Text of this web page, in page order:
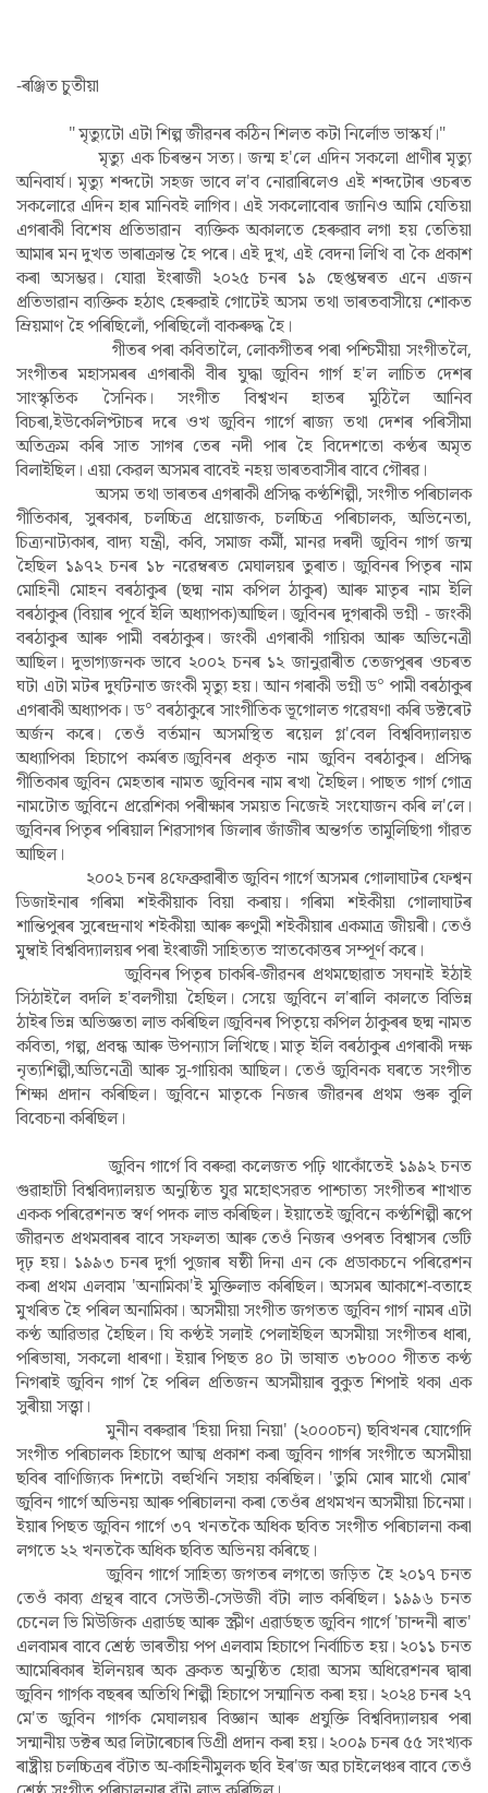
-ৰঞ্জিত চুতীয়া
" মৃত্যুটো এটা শিল্প জীৱনৰ কঠিন শিলত কটা নিৰ্লোভ ভাস্কৰ্য।"
মৃত্যু এক চিৰন্তন সত্য। জন্ম হ'লে এদিন সকলো প্ৰাণীৰ মৃত্যু
অনিবাৰ্য। মৃত্যু শব্দটো সহজ ভাবে ল'ব নোৱাৰিলেও এই শব্দটোৰ ওচৰত
সকলোৱে এদিন হাৰ মানিবই লাগিব। এই সকলোবোৰ জানিও আমি যেতিয়া
এগৰাকী বিশেষ প্ৰতিভাৱান ব্যক্তিক অকালতে হেৰুৱাব লগা হয় তেতিয়া
আমাৰ মন দুখত ভাৰাক্ৰান্ত হৈ পৰে। এই দুখ, এই বেদনা লিখি বা কৈ প্ৰকাশ
কৰা অসম্ভৱ। যোৱা ইংৰাজী ২০২৫ চনৰ ১৯ ছেপ্তম্বৰত এনে এজন
প্ৰতিভাৱান ব্যক্তিক হঠাৎ হেৰুৱাই গোটেই অসম তথা ভাৰতবাসীয়ে শোকত
ম্ৰিয়মাণ হৈ পৰিছিলোঁ, পৰিছিলোঁ বাকৰুদ্ধ হৈ।
গীতৰ পৰা কবিতালৈ, লোকগীতৰ পৰা পশ্চিমীয়া সংগীতলৈ,
সংগীতৰ মহাসমৰৰ এগৰাকী বীৰ যুদ্ধা জুবিন গাৰ্গ হ'ল লাচিত দেশৰ
সাংস্কৃতিক সৈনিক। সংগীত বিশ্বখন হাতৰ মুঠিলৈ আনিব
বিচৰা,ইউকেলিপ্টাচৰ দৰে ওখ জুবিন গাৰ্গে ৰাজ্য তথা দেশৰ পৰিসীমা
অতিক্ৰম কৰি সাত সাগৰ তেৰ নদী পাৰ হৈ বিদেশতো কণ্ঠৰ অমৃত
বিলাইছিল। এয়া কেৱল অসমৰ বাবেই নহয় ভাৰতবাসীৰ বাবে গৌৰৱ।
অসম তথা ভাৰতৰ এগৰাকী প্ৰসিদ্ধ কণ্ঠশিল্পী, সংগীত পৰিচালক
গীতিকাৰ, সুৰকাৰ, চলচ্চিত্ৰ প্ৰয়োজক, চলচ্চিত্ৰ পৰিচালক, অভিনেতা,
চিত্ৰ্যনাট্যকাৰ, বাদ্য যন্ত্ৰী, কবি, সমাজ কৰ্মী, মানৱ দৰদী জুবিন গাৰ্গ জন্ম
হৈছিল ১৯৭২ চনৰ ১৮ নৱেম্বৰত মেঘালয়ৰ তুৰাত। জুবিনৰ পিতৃৰ নাম
মোহিনী মোহন বৰঠাকুৰ (ছদ্ম নাম কপিল ঠাকুৰ) আৰু মাতৃৰ নাম ইলি
বৰঠাকুৰ (বিয়াৰ পূৰ্বে ইলি অধ্যাপক)আছিল। জুবিনৰ দুগৰাকী ভগ্নী - জংকী
বৰঠাকুৰ আৰু পামী বৰঠাকুৰ। জংকী এগৰাকী গায়িকা আৰু অভিনেত্ৰী
আছিল। দুভাগ্যজনক ভাবে ২০০২ চনৰ ১২ জানুৱাৰীত তেজপুৰৰ ওচৰত
ঘটা এটা মটৰ দুৰ্ঘটনাত জংকী মৃত্যু হয়। আন গৰাকী ভগ্নী ড° পামী বৰঠাকুৰ
এগৰাকী অধ্যাপক। ড° বৰঠাকুৰে সাংগীতিক ভূগোলত গৱেষণা কৰি ডক্টৰেট
অৰ্জন কৰে। তেওঁ বৰ্তমান অসমস্থিত ৰয়েল গ্ল'বেল বিশ্ববিদ্যালয়ত
অধ্যাপিকা হিচাপে কৰ্মৰত।জুবিনৰ প্ৰকৃত নাম জুবিন বৰঠাকুৰ। প্ৰসিদ্ধ
গীতিকাৰ জুবিন মেহতাৰ নামত জুবিনৰ নাম ৰখা হৈছিল। পাছত গাৰ্গ গোত্ৰ
নামটোত জুবিনে প্ৰৱেশিকা পৰীক্ষাৰ সময়ত নিজেই সংযোজন কৰি ল'লে।
জুবিনৰ পিতৃৰ পৰিয়াল শিৱসাগৰ জিলাৰ জাঁজীৰ অন্তৰ্গত তামুলিছিগা গাঁৱত
আছিল।
২০০২ চনৰ ৪ফেব্ৰুৱাৰীত জুবিন গাৰ্গে অসমৰ গোলাঘাটৰ ফেশ্বন
ডিজাইনাৰ গৰিমা শইকীয়াক বিয়া কৰায়। গৰিমা শইকীয়া গোলাঘাটৰ
শান্তিপুৰৰ সুৰেন্দ্ৰনাথ শইকীয়া আৰু ৰুণুমী শইকীয়াৰ একমাত্ৰ জীয়ৰী। তেওঁ
মুম্বাই বিশ্ববিদ্যালয়ৰ পৰা ইংৰাজী সাহিত্যত স্নাতকোত্তৰ সম্পূৰ্ণ কৰে।
জুবিনৰ পিতৃৰ চাকৰি-জীৱনৰ প্ৰথমছোৱাত সঘনাই ইঠাই
সিঠাইলৈ বদলি হ'বলগীয়া হৈছিল। সেয়ে জুবিনে ল'ৰালি কালতে বিভিন্ন
ঠাইৰ ভিন্ন অভিজ্ঞতা লাভ কৰিছিল।জুবিনৰ পিতৃয়ে কপিল ঠাকুৰৰ ছদ্ম নামত
কবিতা, গল্প, প্ৰবন্ধ আৰু উপন্যাস লিখিছে। মাতৃ ইলি বৰঠাকুৰ এগৰাকী দক্ষ
নৃত্যশিল্পী,অভিনেত্ৰী আৰু সু-গায়িকা আছিল। তেওঁ জুবিনক ঘৰতে সংগীত
শিক্ষা প্ৰদান কৰিছিল। জুবিনে মাতৃকে নিজৰ জীৱনৰ প্ৰথম গুৰু বুলি
বিবেচনা কৰিছিল।
জুবিন গাৰ্গে বি বৰুৱা কলেজত পঢ়ি থাকোঁতেই ১৯৯২ চনত
গুৱাহাটী বিশ্ববিদ্যালয়ত অনুষ্ঠিত যুৱ মহোৎসৱত পাশ্চাত্য সংগীতৰ শাখাত
একক পৰিৱেশনত স্বৰ্ণ পদক লাভ কৰিছিল। ইয়াতেই জুবিনে কণ্ঠশিল্পী ৰূপে
জীৱনত প্ৰথমবাৰৰ বাবে সফলতা আৰু তেওঁ নিজৰ ওপৰত বিশ্বাসৰ ভেটি
দৃঢ় হয়। ১৯৯৩ চনৰ দুৰ্গা পুজাৰ ষষ্ঠী দিনা এন কে প্ৰডাকচনে পৰিৱেশন
কৰা প্ৰথম এলবাম 'অনামিকা'ই মুক্তিলাভ কৰিছিল। অসমৰ আকাশে-বতাহে
মুখৰিত হৈ পৰিল অনামিকা। অসমীয়া সংগীত জগতত জুবিন গাৰ্গ নামৰ এটা
কণ্ঠ আৱিভাৱ হৈছিল। যি কণ্ঠই সলাই পেলাইছিল অসমীয়া সংগীতৰ ধাৰা,
পৰিভাষা, সকলো ধাৰণা। ইয়াৰ পিছত ৪০ টা ভাষাত ৩৮০০০ গীতত কণ্ঠ
নিগৰাই জুবিন গাৰ্গ হৈ পৰিল প্ৰতিজন অসমীয়াৰ বুকুত শিপাই থকা এক
সুৰীয়া সত্ত্বা।
মুনীন বৰুৱাৰ 'হিয়া দিয়া নিয়া' (২০০০চন) ছবিখনৰ যোগেদি
সংগীত পৰিচালক হিচাপে আত্ম প্ৰকাশ কৰা জুবিন গাৰ্গৰ সংগীতে অসমীয়া
ছবিৰ বাণিজ্যিক দিশটো বহুখিনি সহায় কৰিছিল। 'তুমি মোৰ মাথোঁ মোৰ'
জুবিন গাৰ্গে অভিনয় আৰু পৰিচালনা কৰা তেওঁৰ প্ৰথমখন অসমীয়া চিনেমা।
ইয়াৰ পিছত জুবিন গাৰ্গে ৩৭ খনতকৈ অধিক ছবিত সংগীত পৰিচালনা কৰা
লগতে ২২ খনতকৈ অধিক ছবিত অভিনয় কৰিছে।
জুবিন গাৰ্গে সাহিত্য জগতৰ লগতো জড়িত হৈ ২০১৭ চনত
তেওঁ কাব্য গ্ৰন্থৰ বাবে সেউতী-সেউজী বঁটা লাভ কৰিছিল। ১৯৯৬ চনত
চেনেল ভি মিউজিক এৱাৰ্ডছ আৰু স্ক্ৰীণ এৱাৰ্ডছত জুবিন গাৰ্গে 'চান্দনী ৰাত'
এলবামৰ বাবে শ্ৰেষ্ঠ ভাৰতীয় পপ এলবাম হিচাপে নিৰ্বাচিত হয়। ২০১১ চনত
আমেৰিকাৰ ইলিনয়ৰ অক ব্ৰুকত অনুষ্ঠিত হোৱা অসম অধিৱেশনৰ দ্বাৰা
জুবিন গাৰ্গক বছৰৰ অতিথি শিল্পী হিচাপে সন্মানিত কৰা হয়। ২০২৪ চনৰ ২৭
মে'ত জুবিন গাৰ্গক মেঘালয়ৰ বিজ্ঞান আৰু প্ৰযুক্তি বিশ্ববিদ্যালয়ৰ পৰা
সন্মানীয় ডক্টৰ অৱ লিটাৰেচাৰ ডিগ্ৰী প্ৰদান কৰা হয়। ২০০৯ চনৰ ৫৫ সংখ্যক
ৰাষ্ট্ৰীয় চলচ্চিত্ৰৰ বঁটাত অ-কাহিনীমুলক ছবি ইৰ'জ অৱ চাইলেঞ্চৰ বাবে তেওঁ